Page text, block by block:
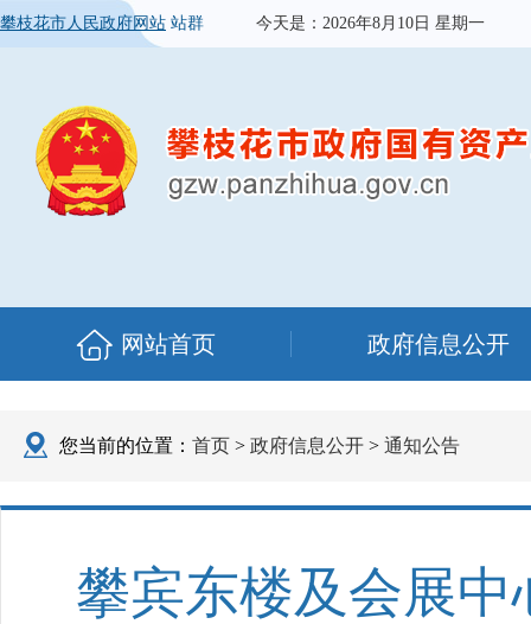
攀枝花市人民政府网站 站群 今天是： 2026年8月10日 星期一
网站首页 政府信息公开
您当前的位置： 首页 > 政府信息公开 > 通知公告
攀宾东楼及会展